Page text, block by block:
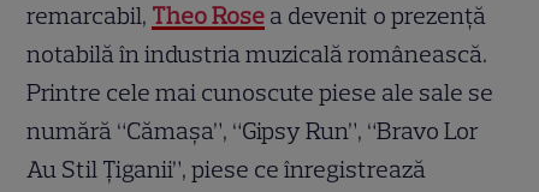
remarcabil, Theo Rose a devenit o prezență
notabilă în industria muzicală românească.
Printre cele mai cunoscute piese ale sale se
numără “Cămașa”, “Gipsy Run”, “Bravo Lor
Au Stil Țiganii”, piese ce înregistrează